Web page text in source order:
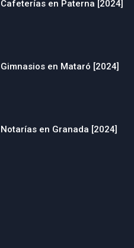
en Paterna [2024]
en Mataró [2024]
en Granada [2024]